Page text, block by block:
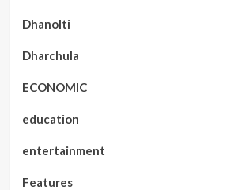
Dhanolti
Dharchula
ECONOMIC
education
entertainment
Features